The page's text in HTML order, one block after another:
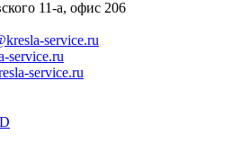
11-а, офис 206
service.ru
service.ru
service.ru